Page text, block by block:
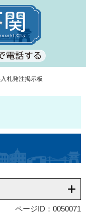
札発注掲示板
ページID：0050071